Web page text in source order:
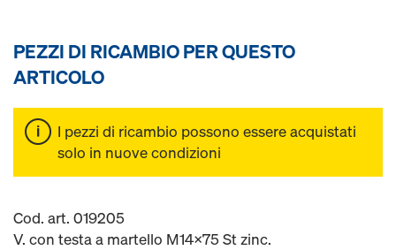
PEZZI DI RICAMBIO PER QUESTO
ARTICOLO
I pezzi di ricambio possono essere acquistati
solo in nuove condizioni
Cod. art. 019205
V. con testa a martello M14x75 St zinc.